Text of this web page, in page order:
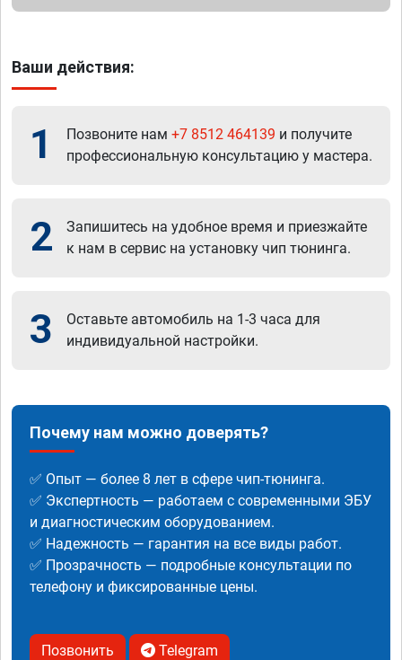
Ваши действия:
1 Позвоните нам +7 8512 464139 и получите
профессиональную консультацию у мастера.
2
Запишитесь на удобное время и приезжайте
к нам в сервис на установку чип тюнинга.
3
Оставьте автомобиль на 1-3 часа для
индивидуальной настройки.
Почему нам можно доверять?
✅ Опыт — более 8 лет в сфере чип-тюнинга.
✅ Экспертность — работаем с современными ЭБУ
и диагностическим оборудованием.
✅ Надежность — гарантия на все виды работ.
✅ Прозрачность — подробные консультации по
телефону и фиксированные цены.
Позвонить Telegram